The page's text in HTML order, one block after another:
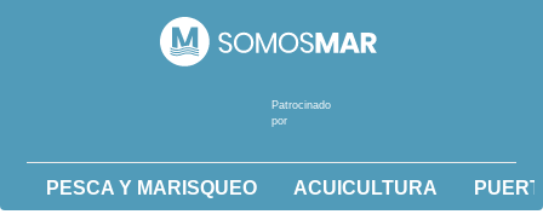
Patrocinado
por
PESCA Y MARISQUEO ACUICULTURA